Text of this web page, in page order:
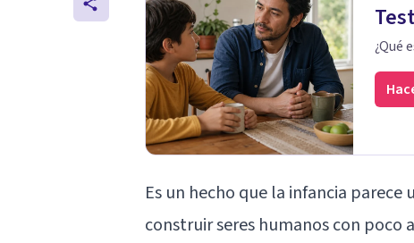
¿Qué
Es un hecho que la infancia parece
construir seres humanos con poco